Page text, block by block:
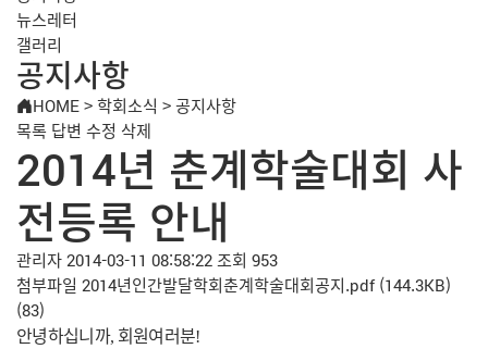
뉴스레터
갤러리
공지사항
HOME>학회소식 >공지사항
목록 답변 수정 삭제
2014년 춘계학술대회 사
전등록 안내
관리자2014-03-11 08:58:22조회 953
첨부파일 2014년인간발달학회춘계학술대회공지.pdf (144.3KB)
(83)
안녕하십니까, 회원여러분!